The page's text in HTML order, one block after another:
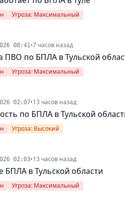
Угроза: Максимальный
08:41 •7 часов назад
ПВО по БПЛА в Тульской
Угроза: Максимальный
02:07•13 часов назад
по БПЛА в Тульской
Угроза: Высокий
02:03•13 часов назад
БПЛА в Тульской области
Угроза: Максимальный